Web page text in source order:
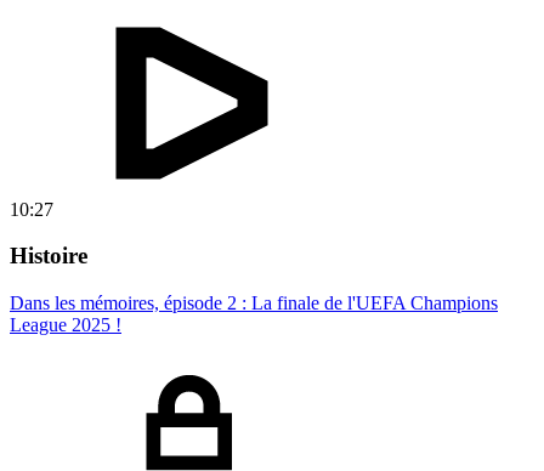
10:27
Histoire
Dans les mémoires, épisode 2 : La finale de l'UEFA Champions
League 2025 !